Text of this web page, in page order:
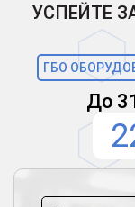
УСПЕЙТЕ
ГБО
До